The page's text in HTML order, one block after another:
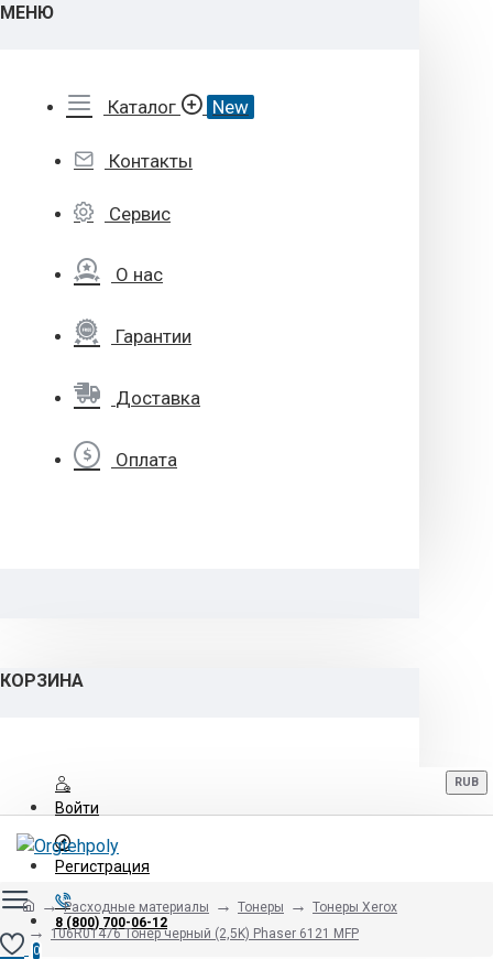
МЕНЮ
Каталог New
Контакты
Сервис
О нас
Гарантии
Доставка
Оплата
КОРЗИНА
Войти
Регистрация
8 (800) 700-06-12
RUB
0
Расходные материалы Тонеры
Тонеры Xerox
106R01476 Тонер черный (2,5K) Phaser 6121 MFP